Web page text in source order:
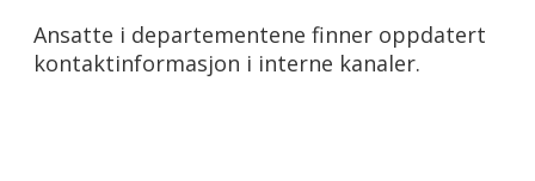
Ansatte i departementene finner oppdatert
kontaktinformasjon i interne kanaler.